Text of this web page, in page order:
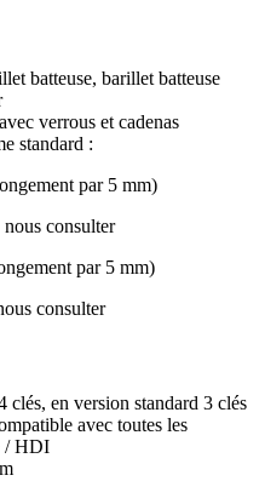
batteuse, barillet batteuse
verrous et cadenas
standard :
par 5 mm)
consulter
par 5 mm)
consulter
clés, en version standard 3 clés
avec toutes les
/ HDI